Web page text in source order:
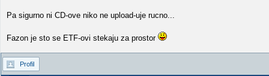
Pa sigurno ni CD-ove niko ne upload-uje rucno...
Fazon je sto se ETF-ovi stekaju za prostor
Profil